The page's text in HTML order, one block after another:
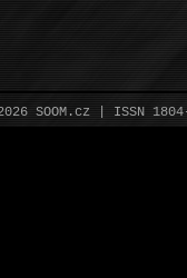
SOOM.cz | ISSN